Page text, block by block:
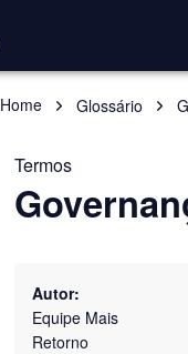
Home Glossário G
Termos
Autor:
Equipe Mais
Retorno